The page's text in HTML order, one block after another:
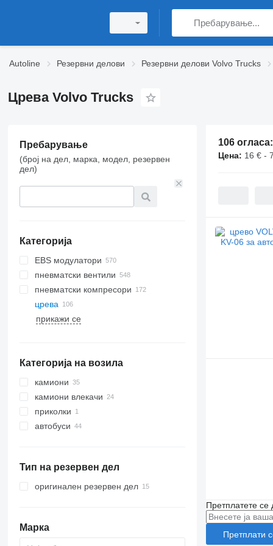
Autoline Резервни делови Резервни делови Volvo Trucks
Црева Volvo Trucks
Пребарување
(број на дел, марка, модел, резервен
дел)
Категорија
EBS модулатори
пневматски вентили
пневматски компресори
црева
прикажи се
Категорија на возила
камиони
камиони влекачи
приколки
автобуси
Тип на резервен дел
оригинален резервен дел
Марка
106 огласа:
Цена: 16 € -
Претплатете се
Претплати